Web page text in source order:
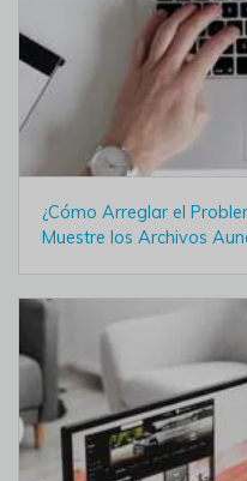
¿Cómo Arreglar el
Muestre los Archivos